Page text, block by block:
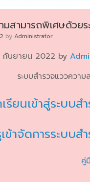
มสามารถพิเศษด้วย
by Administrator
นยายน 2022 by
ระบบสำรวจแววควา
รียนเข้าสู่ระบบ
ข้าจัดการระบบ
คู่